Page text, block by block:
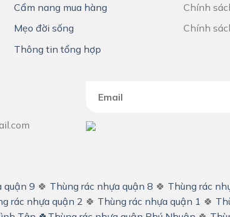
Cẩm nang mua hàng
Mẹo đời sống
Thông tin tổng hợp
Chính
Chính
quận 9 🍀 Thùng rác nhựa quận 8 🍀 Thùng rác
rác nhựa quận 2 🍀 Thùng rác nhựa quận 1 🍀